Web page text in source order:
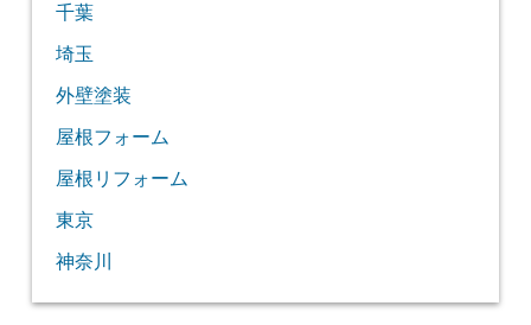
千葉
埼玉
外壁塗装
屋根フォーム
屋根リフォーム
東京
神奈川